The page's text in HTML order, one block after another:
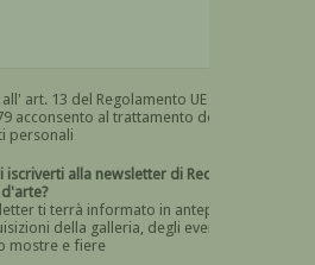
art. 13 del Regolamento UE n.
al trattamento dei
personali
Devi dare il consenso
alla newsletter di Recta
ti terrà informato in anteprima
della galleria, degli eventi
mostre e fiere